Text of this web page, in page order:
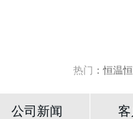
热门 ：恒温
公司新闻 客